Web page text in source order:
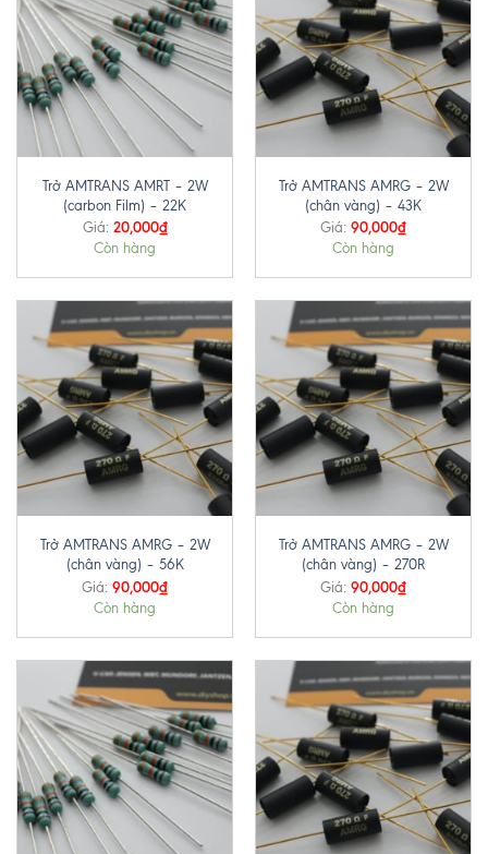
Trở AMTRANS AMRT – 2W
(carbon Film) – 22K
Giá: 20,000₫
Còn hàng
Trở AMTRANS AMRG – 2W
(chân vàng) – 43K
Giá: 90,000₫
Còn hàng
Trở AMTRANS AMRG – 2W
(chân vàng) – 56K
Giá: 90,000₫
Còn hàng
Trở AMTRANS AMRG – 2W
(chân vàng) – 270R
Giá: 90,000₫
Còn hàng